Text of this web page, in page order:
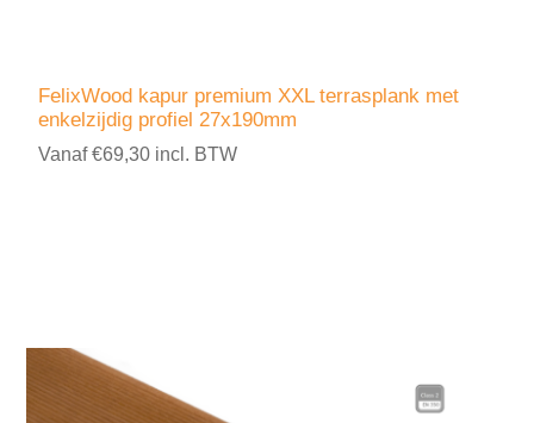
FelixWood kapur premium XXL terrasplank met
enkelzijdig profiel 27x190mm
Vanaf €69,30 incl. BTW